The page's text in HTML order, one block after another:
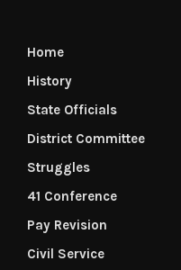
Home
History
State Officials
District Committee
Struggles
41 Conference
Pay Revision
Civil Service